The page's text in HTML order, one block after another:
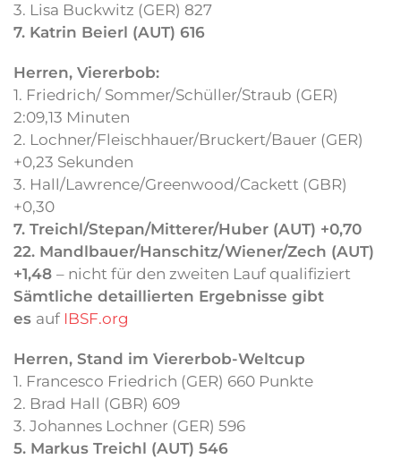
3. Lisa Buckwitz (GER) 827
7. Katrin Beierl (AUT) 616
Herren, Viererbob:
1. Friedrich/ Sommer/Schüller/Straub (GER)
2:09,13 Minuten
2. Lochner/Fleischhauer/Bruckert/Bauer (GER)
+0,23 Sekunden
3. Hall/Lawrence/Greenwood/Cackett (GBR)
+0,30
7. Treichl/Stepan/Mitterer/Huber (AUT) +0,70
22. Mandlbauer/Hanschitz/Wiener/Zech (AUT)
+1,48 – nicht für den zweiten Lauf qualifiziert
Sämtliche detaillierten Ergebnisse gibt
es auf IBSF.org
Herren, Stand im Viererbob-Weltcup
1. Francesco Friedrich (GER) 660 Punkte
2. Brad Hall (GBR) 609
3. Johannes Lochner (GER) 596
5. Markus Treichl (AUT) 546